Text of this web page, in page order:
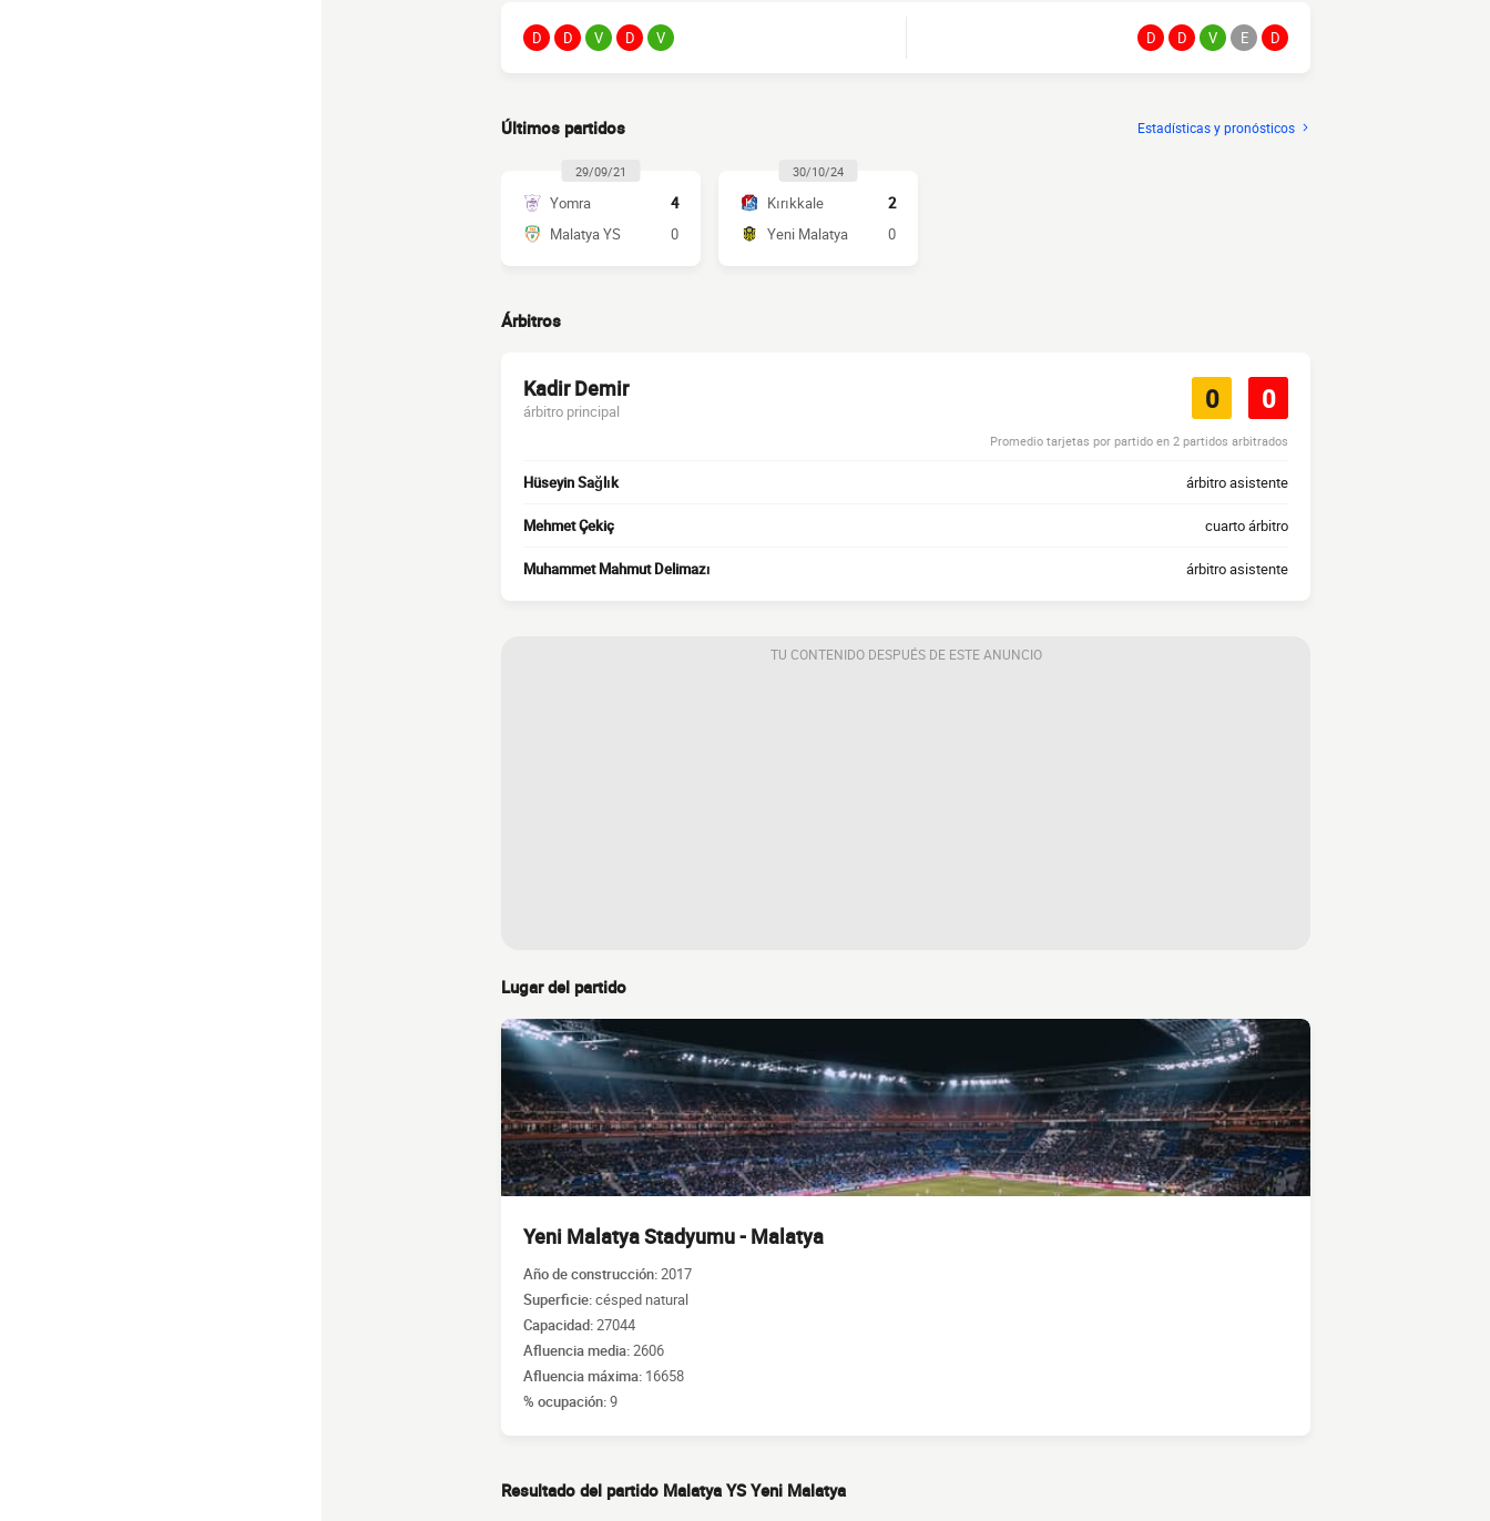
D D V D V D D V E D
Últimos partidos Estadísticas y pronósticos
29/09/21
Yomra
4
Malatya YS
0
30/10/24
Kırıkkale
2
Yeni Malatya
0
Árbitros
Kadir Demir
árbitro principal 0 0
Promedio tarjetas por partido en 2 partidos arbitrados
Hüseyin Sağlık árbitro asistente
Mehmet Çekiç cuarto árbitro
Muhammet Mahmut Delimazı árbitro asistente
TU CONTENIDO DESPUÉS DE ESTE ANUNCIO
Lugar del partido
Yeni Malatya Stadyumu - Malatya
Año de construcción:2017
Superficie:césped natural
Capacidad:27044
Afluencia media:2606
Afluencia máxima: 16658
% ocupación:9
Resultado del partido Malatya YS Yeni Malatya